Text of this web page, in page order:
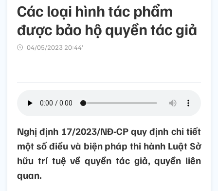
Các loại hình tác phẩm
được bảo hộ quyền tác giả
04/05/2023 20:44’
Nghị định 17/2023/NĐ-CP quy định chi tiết
một số điều và biện pháp thi hành Luật Sở
hữu trí tuệ về quyền tác giả, quyền liên
quan.